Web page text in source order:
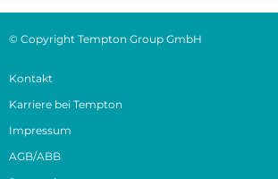
© Copyright Tempton Group GmbH
Kontakt
Karriere bei Tempton
Impressum
AGB/ABB